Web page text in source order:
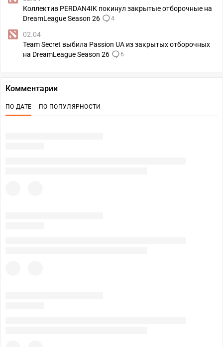
Коллектив PERDAN4IK покинул закрытые отборочные на
DreamLeague Season 26
4
02.04
Team Secret выбила Passion UA из закрытых отборочных
на DreamLeague Season 26
6
Комментарии
ПО ДАТЕ ПО ПОПУЛЯРНОСТИ